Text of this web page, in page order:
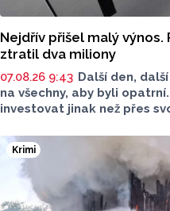
Nejdřív přišel malý
ztratil dva miliony
07.08.26 9:43 Další den,
na všechny, aby byli
investovat jinak než přes
miliony. Policisté radí,
zkontrolovali.
Krimi